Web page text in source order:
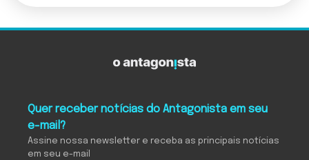
Quer receber notícias do Antagonista em seu
e-mail?
Assine nossa newsletter e receba as principais notícias
em seu e-mail